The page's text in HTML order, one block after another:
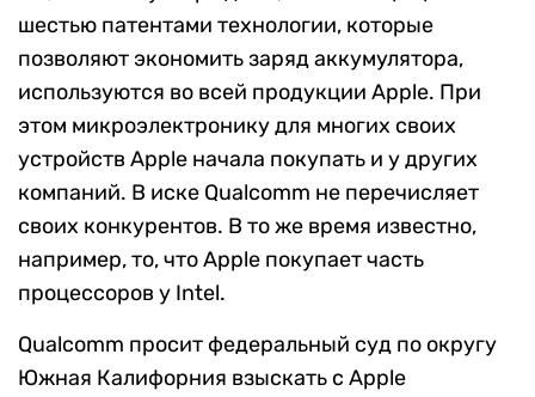
шестью патентами технологии, которые
позволяют экономить заряд аккумулятора,
используются во всей продукции Apple. При
этом микроэлектронику для многих своих
устройств Apple начала покупать и у других
компаний. В иске Qualcomm не перечисляет
своих конкурентов. В то же время известно,
например, то, что Apple покупает часть
процессоров у Intel.
Qualcomm просит федеральный суд по округу
Южная Калифорния взыскать с Apple